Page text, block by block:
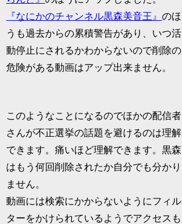
『なにかのチャンネル黒森美音王』のほ
うも過去からの累積警告があり、いつ活
動停止にされるかわからないので削除の
危険がある動画はアップ出来ません。
このようなことになるのでほかの配信者
さんが不正選挙の話題を避けるのは理解
できます。痛いほど理解できます。黒森
はもう何回削除されたか自分でも分かり
ません。
動画には検索にかからないようにフィル
ターをかけられているようでアクセスも